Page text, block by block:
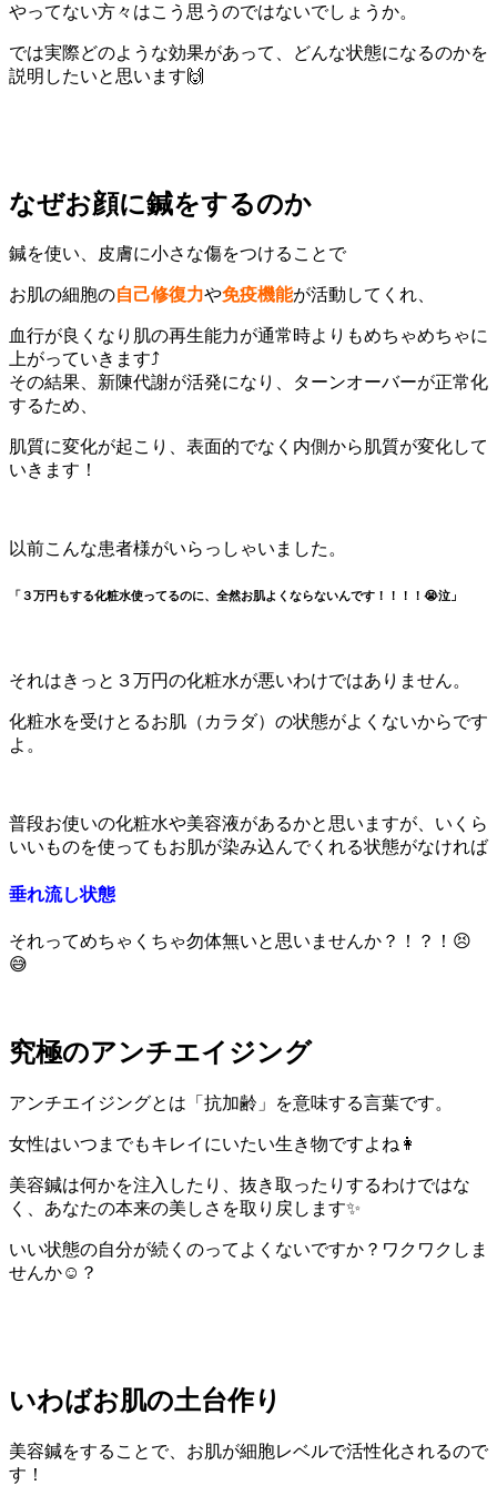
やってない方々はこう思うのではないでしょうか。
では実際どのような効果があって、どんな状態になるのかを
説明したいと思います🙌
なぜお顔に鍼をするのか
鍼を使い、皮膚に小さな傷をつけることで
お肌の細胞の自己修復力や免疫機能が活動してくれ、
血行が良くなり肌の再生能力が通常時よりもめちゃめちゃに
上がっていきます⤴️
その結果、新陳代謝が活発になり、ターンオーバーが正常化
するため、
肌質に変化が起こり、表面的でなく内側から肌質が変化して
いきます！
以前こんな患者様がいらっしゃいました。
「３万円もする化粧水使ってるのに、全然お肌よくならないんです！！！！😭泣」
それはきっと３万円の化粧水が悪いわけではありません。
化粧水を受けとるお肌（カラダ）の状態がよくないからです
よ。
普段お使いの化粧水や美容液があるかと思いますが、いくら
いいものを使ってもお肌が染み込んでくれる状態がなければ
垂れ流し状態
それってめちゃくちゃ勿体無いと思いませんか？！？！😣
😅
究極のアンチエイジング
アンチエイジングとは「抗加齢」を意味する言葉です。
女性はいつまでもキレイにいたい生き物ですよね👩
美容鍼は何かを注入したり、抜き取ったりするわけではな
く、あなたの本来の美しさを取り戻します✨
いい状態の自分が続くのってよくないですか？ワクワクしま
せんか☺️？
いわばお肌の土台作り
美容鍼をすることで、お肌が細胞レベルで活性化されるので
す！